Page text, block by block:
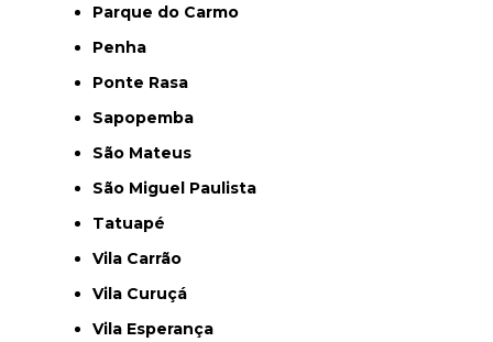
Parque do Carmo
Penha
Ponte Rasa
Sapopemba
São Mateus
São Miguel Paulista
Tatuapé
Vila Carrão
Vila Curuçá
Vila Esperança